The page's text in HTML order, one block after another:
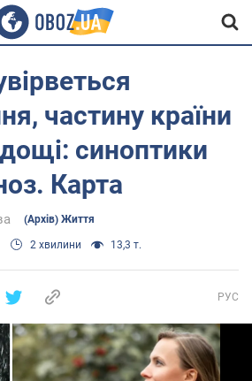
частину країни
синоптики
Карта
(Архів) Життя
2 хвилини 13,3 т.
РУС